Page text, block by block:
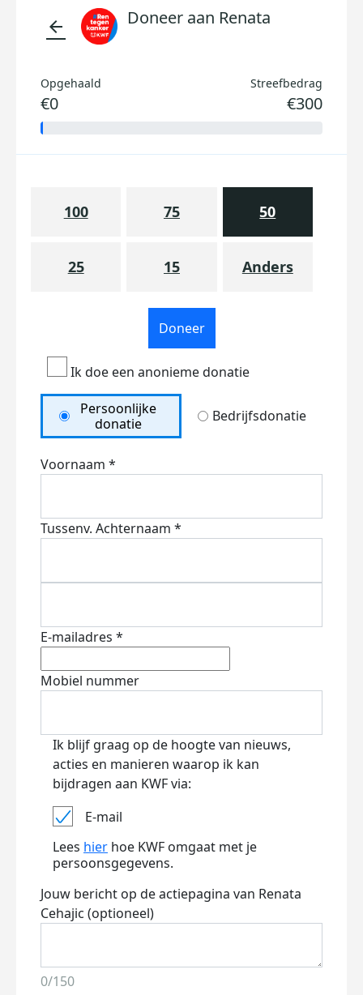
arrow_back Doneer aan Renata
Opgehaald
€0
Streefbedrag
€300
100 75 50
25 15 Anders
Doneer
Ik doe een anonieme donatie
Persoonlijke
donatie
Bedrijfsdonatie
Voornaam *
Tussenv. Achternaam *
E-mailadres *
Mobiel nummer
Ik blijf graag op de hoogte van nieuws,
acties en manieren waarop ik kan
bijdragen aan KWF via:
E-mail
Lees hier hoe KWF omgaat met je
persoonsgegevens.
Jouw bericht op de actiepagina van Renata
Cehajic (optioneel)
0/150